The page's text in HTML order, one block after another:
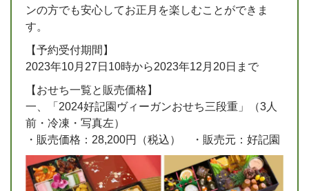
ンの方でも安心してお正月を楽しむことができま
す。
【予約受付期間】
2023年10月27日10時から2023年12月20日まで
【おせち一覧と販売価格】
一、「2024好記園ヴィーガンおせち三段重」（3人
前・冷凍・写真左）
・販売価格：28,200円（税込） ・販売元：好記園